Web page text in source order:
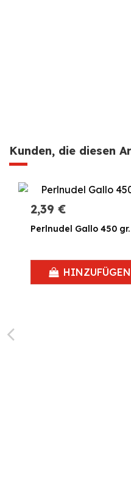
Kunden, die diesen
2,39 €
Perlnudel Gallo 450 gr.
HINZUFÜGEN